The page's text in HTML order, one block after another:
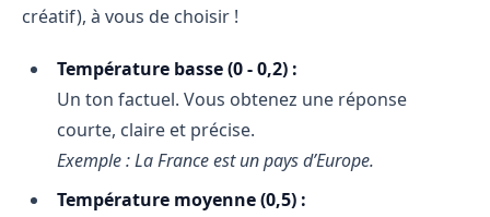
créatif), à vous de choisir !
Température basse (0 - 0,2) :
Un ton factuel. Vous obtenez une réponse
courte, claire et précise.
Exemple : La France est un pays d’Europe.
Température moyenne (0,5) :